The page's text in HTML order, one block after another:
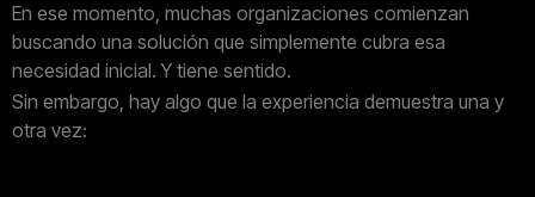
En ese momento, muchas organizaciones comienzan
buscando una solución que simplemente cubra esa
necesidad inicial.Y tiene sentido.
Sin embargo, hay algo que la experiencia demuestra una y
otra vez: